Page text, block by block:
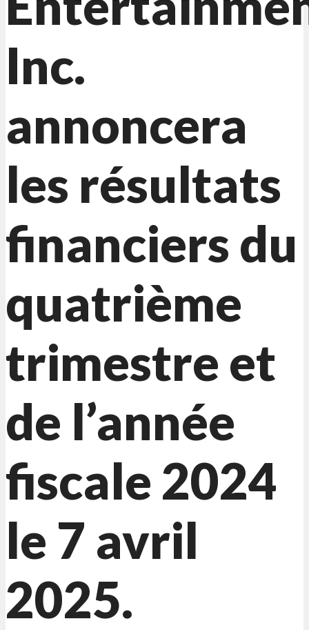
Inc.
annoncera
les résultats
financiers du
quatrième
trimestre et
de l’année
fiscale 2024
le 7 avril
2025.